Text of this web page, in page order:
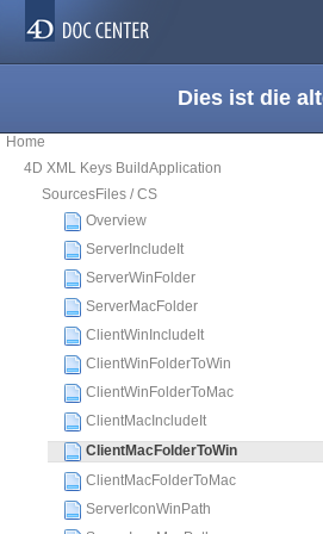
Dies ist die
Home
4D XML Keys BuildApplication
SourcesFiles / CS
Overview
ServerIncludeIt
ServerWinFolder
ServerMacFolder
ClientWinIncludeIt
ClientWinFolderToWin
ClientWinFolderToMac
ClientMacIncludeIt
ClientMacFolderToWin
ClientMacFolderToMac
ServerIconWinPath